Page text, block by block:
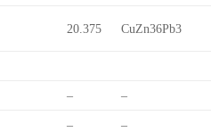
20.375 CuZn36Pb3
– –
– –